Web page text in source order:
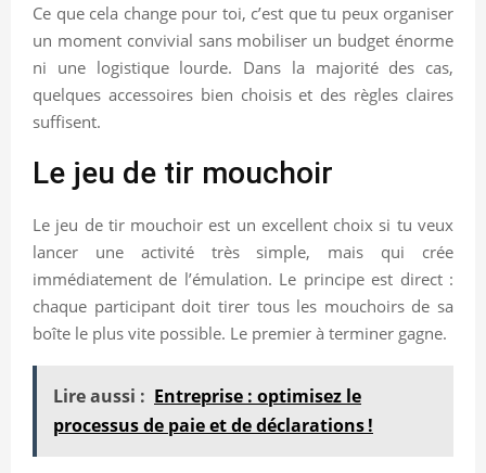
Ce que cela change pour toi, c’est que tu peux organiser
un moment convivial sans mobiliser un budget énorme
ni une logistique lourde. Dans la majorité des cas,
quelques accessoires bien choisis et des règles claires
suffisent.
Le jeu de tir mouchoir
Le jeu de tir mouchoir est un excellent choix si tu veux
lancer une activité très simple, mais qui crée
immédiatement de l’émulation. Le principe est direct :
chaque participant doit tirer tous les mouchoirs de sa
boîte le plus vite possible. Le premier à terminer gagne.
Lire aussi : Entreprise : optimisez le
processus de paie et de déclarations !